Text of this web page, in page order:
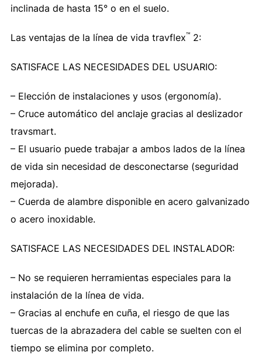
inclinada de hasta 15° o en el suelo.
Las ventajas de la línea de vida travflex™2:
SATISFACE LAS NECESIDADES DEL USUARIO:
– Elección de instalaciones y usos (ergonomía).
– Cruce automático del anclaje gracias al deslizador
travsmart.
– El usuario puede trabajar a ambos lados de la línea
de vida sin necesidad de desconectarse (seguridad
mejorada).
– Cuerda de alambre disponible en acero galvanizado
o acero inoxidable.
SATISFACE LAS NECESIDADES DEL INSTALADOR:
– No se requieren herramientas especiales para la
instalación de la línea de vida.
– Gracias al enchufe en cuña, el riesgo de que las
tuercas de la abrazadera del cable se suelten con el
tiempo se elimina por completo.